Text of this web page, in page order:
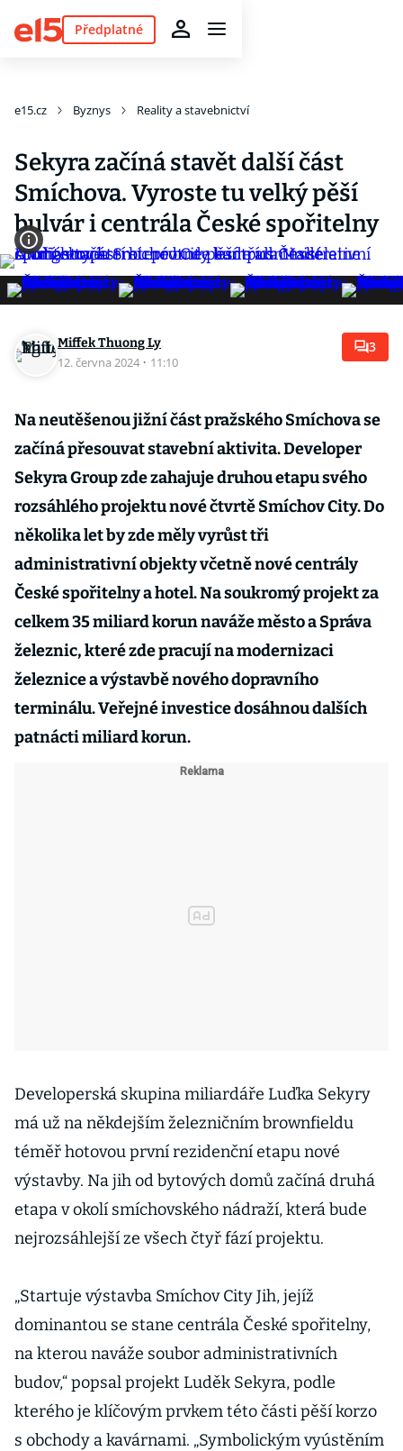
Předplatné
e15.cz Byznys Reality a stavebnictví
Sekyra začíná stavět další část
Smíchova. Vyroste tu velký pěší
bulvár i centrála České spořitelny
Miffek Thuong Ly
12. června 2024 · 11:10
3
Na neutěšenou jižní část pražského Smíchova se
začíná přesouvat stavební aktivita. Developer
Sekyra Group zde zahajuje druhou etapu svého
rozsáhlého projektu nové čtvrtě Smíchov City. Do
několika let by zde měly vyrůst tři
administrativní objekty včetně nové centrály
České spořitelny a hotel. Na soukromý projekt za
celkem 35 miliard korun naváže město a Správa
železnic, které zde pracují na modernizaci
železnice a výstavbě nového dopravního
terminálu. Veřejné investice dosáhnou dalších
patnácti miliard korun.
Developerská skupina miliardáře Luďka Sekyry
má už na někdejším železničním brownfieldu
téměř hotovou první rezidenční etapu nové
výstavby. Na jih od bytových domů začíná druhá
etapa v okolí smíchovského nádraží, která bude
nejrozsáhlejší ze všech čtyř fází projektu.
„Startuje výstavba Smíchov City Jih, jejíž
dominantou se stane centrála České spořitelny,
na kterou naváže soubor administrativních
budov,“ popsal projekt Luděk Sekyra, podle
kterého je klíčovým prvkem této části pěší korzo
s obchody a kavárnami. „Symbolickým vyústěním